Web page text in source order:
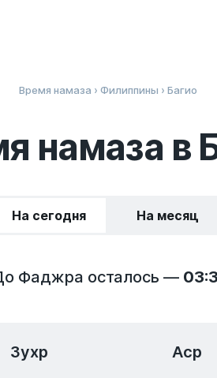
Время намаза › Филиппины › Багио
намаза в
На сегодня На месяц
Фаджра осталось —
Зухр Аср